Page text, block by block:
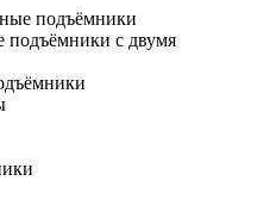
подъёмники
подъёмники с двумя